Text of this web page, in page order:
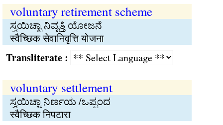
voluntary retirement scheme
ಸ್ವಯಿಚ್ಛಾ ನಿವೃತ್ತಿ ಯೋಜನೆ
स्वैच्छिक सेवानिवृत्ति योजना
:
voluntary settlement
ಸ್ವಯಿಚ್ಚಾ ನಿರ್ಣಯ /ಒಪ್ಪಂದ
स्वैच्छिक निपटारा